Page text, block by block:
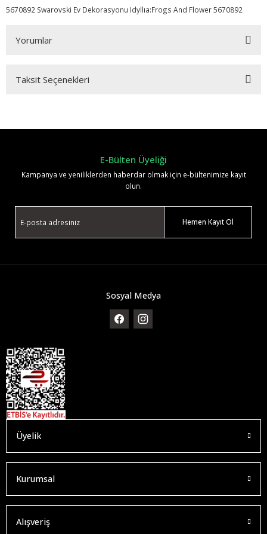
5670892 Swarovski Ev Dekorasyonu Idyllıa:Frogs And Flower 5670892
Yorumlar
Taksit Seçenekleri
E-Bülten Üyeliği
Kampanya ve yeniliklerden haberdar olmak için e-bültenimize kayıt
olun.
Hemen Kayıt Ol
Sosyal Medya
Üyelik
Kurumsal
Alışveriş